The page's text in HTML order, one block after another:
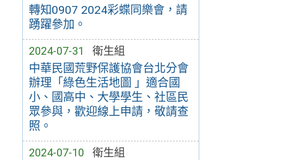
轉知0907 2024彩蝶同樂會，請
踴躍參加。
2024-07-31 衛生組
中華民國荒野保護協會台北分會
辦理「綠色生活地圖 」適合國
小、國高中、大學學生、社區民
眾參與，歡迎線上申請，敬請查
照。
2024-07-10 衛生組